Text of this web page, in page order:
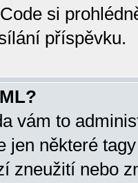
si
příspěvku.
vám to
jen některé
zneužití nebo